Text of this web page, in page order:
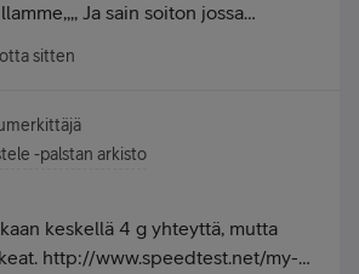
Ja sain soiton jossa
alueella missä asun on tullut
useampia ja pitkältä aika
kun valitin muutama kuukausi
ja asialle ei tehdä mitään?
sitten
-palstan arkisto
keskellä 4 g yhteyttä, mutta
http://www.speedtest.net/my-